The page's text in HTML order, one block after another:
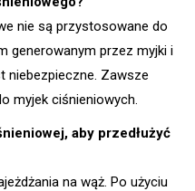
nie są przystosowane do
generowanym przez myjki i
niebezpieczne. Zawsze
myjek ciśnieniowych.
aby przedłużyć
na wąż. Po użyciu